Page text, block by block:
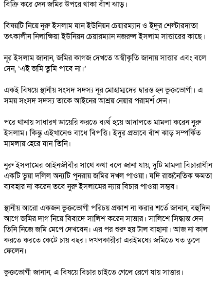
বিক্রি করে দেন জমির উপরে থাকা বাঁশ ঝাড়।
বিষয়টি নিয়ে নুরু ইসলাম যান ইউনিয়ন চেয়ারম্যান ও ইদুর শেল্টারদাতা
তৎকালীন নিলাক্ষিয়া ইউনিয়ন চেয়ারম্যান নজরুল ইসলাম সাত্তারের কাছে।
নূর ইসলাম জানান, জমির কাগজ দেখতে অস্বীকৃতি জানায় সাত্তার এবং বলে
দেন, ‘এই জমি তুমি পাবে না।’
একই বিষয়ে স্থানীয় সংসদ সদস্য নূর মোহাম্মদের দ্বারস্ত হন ভুক্তভোগী। এ
সময় সংসদ সদস্য তাকে আইনের আশ্রয় নেয়ার পরামর্শ দেন।
পরে থানায় সাধারণ ডায়েরি করতে ব্যর্থ হয়ে আদালতে মামলা করেন নুরু
ইসলাম। কিন্তু এইখানেও বাধে বিপত্তি। ইদুর প্রভাবে বাঁশ ঝাড় সম্পর্কিত
মামলায় হেরে যান তিনি।
নুরু ইসলামের আইনজীবীর সাথে কথা বলে জানা যায়, দুটি মামলা বিচারাধীন
একটি ভুয়া দলিল অন্যটি পুনরায় জমির দখল পাওয়া। যদি রাজনৈতিক ক্ষমতা
ব্যবহার না করেন তবে নুরু ইসলামের ন্যায় বিচার পাওয়া সম্ভব।
স্থানীয় আরো একজন ভুক্তভোগী পরিচয় প্রকাশ না করার শর্তে জানান, বহুদিন
আগে জমির দাগ নিয়ে বিবাদে সালিশ করেন সাত্তার। সালিশে সিদ্ধান্ত দেন
তিনি নিজে জমি মেপে দেখবেন। এর পর শুরু হয় টাল বাহানা। আজ না কাল
করতে করতে কেটে চায় বছর। দখলকারীরা এরইমধ্যে জমিতে ঘত তুলে
ফেলেন।
ভুক্তভোগী জানান, এ বিষয়ে বিচার চাইতে গেলে রেগে যায় সাত্তার।